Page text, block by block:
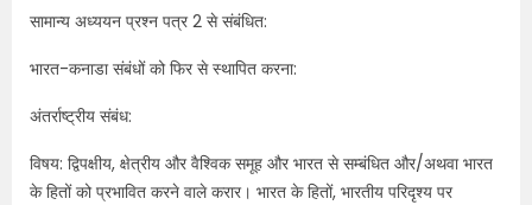
सामान्य अध्ययन प्रश्न पत्र 2 से संबंधित:
भारत-कनाडा संबंधों को फिर से स्थापित करना:
अंतर्राष्ट्रीय संबंध:
विषय: द्विपक्षीय, क्षेत्रीय और वैश्विक समूह और भारत से सम्बंधित और/अथवा भारत
के हितों को प्रभावित करने वाले करार। भारत के हितों, भारतीय परिदृश्य पर